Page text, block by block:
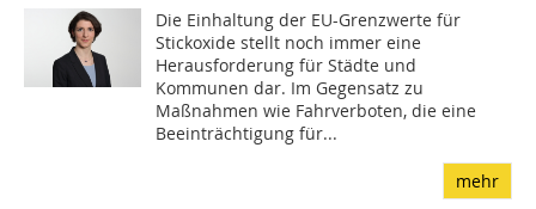
Die Einhaltung der EU-Grenzwerte für
Stickoxide stellt noch immer eine
Herausforderung für Städte und
Kommunen dar. Im Gegensatz zu
Maßnahmen wie Fahrverboten, die eine
Beeinträchtigung für...
mehr